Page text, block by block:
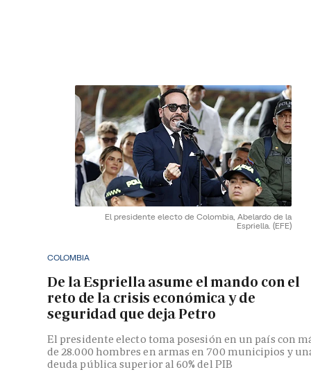
El presidente electo de Colombia, Abelardo de la
Espriella. (EFE)
COLOMBIA
De la Espriella asume el mando con el
reto de la crisis económica y de
seguridad que deja Petro
El presidente electo toma posesión en un país con
de 28.000 hombres en armas en 700 municipios y
deuda pública superior al 60% del PIB